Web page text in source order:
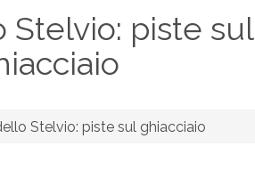
Stelvio: piste sul
Stelvio: piste sul ghiacciaio